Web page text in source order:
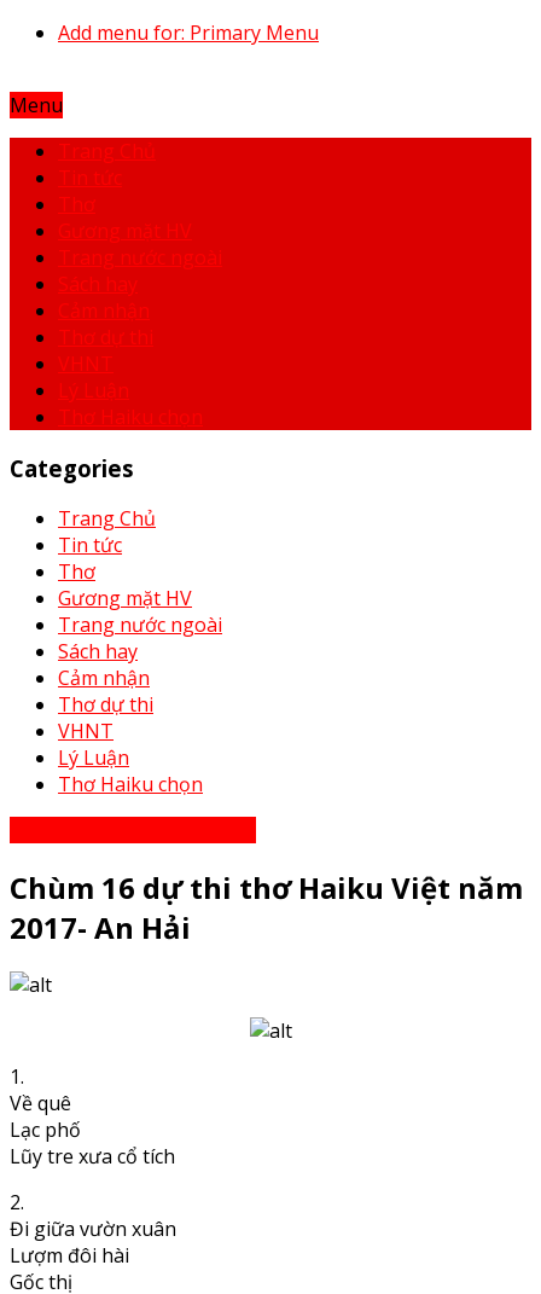
Add menu for: Primary Menu
Menu
Trang Chủ
Tin tức
Thơ
Gương mặt HV
Trang nước ngoài
Sách hay
Cảm nhận
Thơ dự thi
VHNT
Lý Luận
Thơ Haiku chọn
Categories
Trang Chủ
Tin tức
Thơ
Gương mặt HV
Trang nước ngoài
Sách hay
Cảm nhận
Thơ dự thi
VHNT
Lý Luận
Thơ Haiku chọn
Chùm 16 dự thi thơ Haiku Việt năm
2017- An Hải
1.
Về quê
Lạc phố
Lũy tre xưa cổ tích
2.
Đi giữa vườn xuân
Lượm đôi hài
Gốc thị